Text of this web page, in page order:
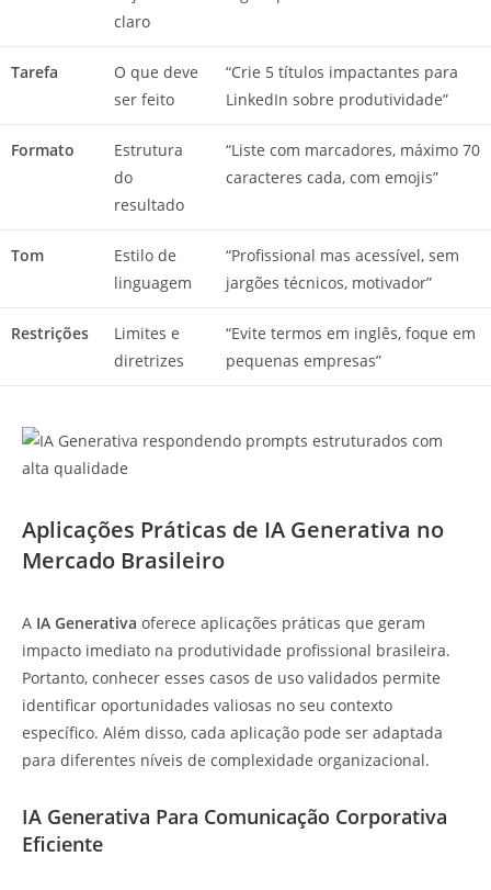
claro
Tarefa
O que deve
ser feito
“Crie 5 títulos impactantes para
LinkedIn sobre produtividade”
Formato
Estrutura
do
resultado
“Liste com marcadores, máximo 70
caracteres cada, com emojis”
Tom
Estilo de
linguagem
“Profissional mas acessível, sem
jargões técnicos, motivador”
Restrições
Limites e
diretrizes
“Evite termos em inglês, foque em
pequenas empresas”
Aplicações Práticas de IA Generativa no
Mercado Brasileiro
A IA Generativa oferece aplicações práticas que geram
impacto imediato na produtividade profissional brasileira.
Portanto, conhecer esses casos de uso validados permite
identificar oportunidades valiosas no seu contexto
específico. Além disso, cada aplicação pode ser adaptada
para diferentes níveis de complexidade organizacional.
IA Generativa Para Comunicação Corporativa
Eficiente